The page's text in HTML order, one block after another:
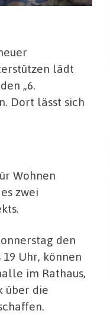
lädt
„6.
Dort lässt sich
Wohnen
zwei
den
19 Uhr, können
im Rathaus,
über die